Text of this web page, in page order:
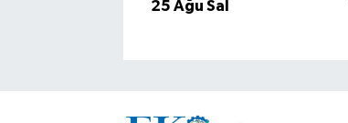
25 Ağu Sal